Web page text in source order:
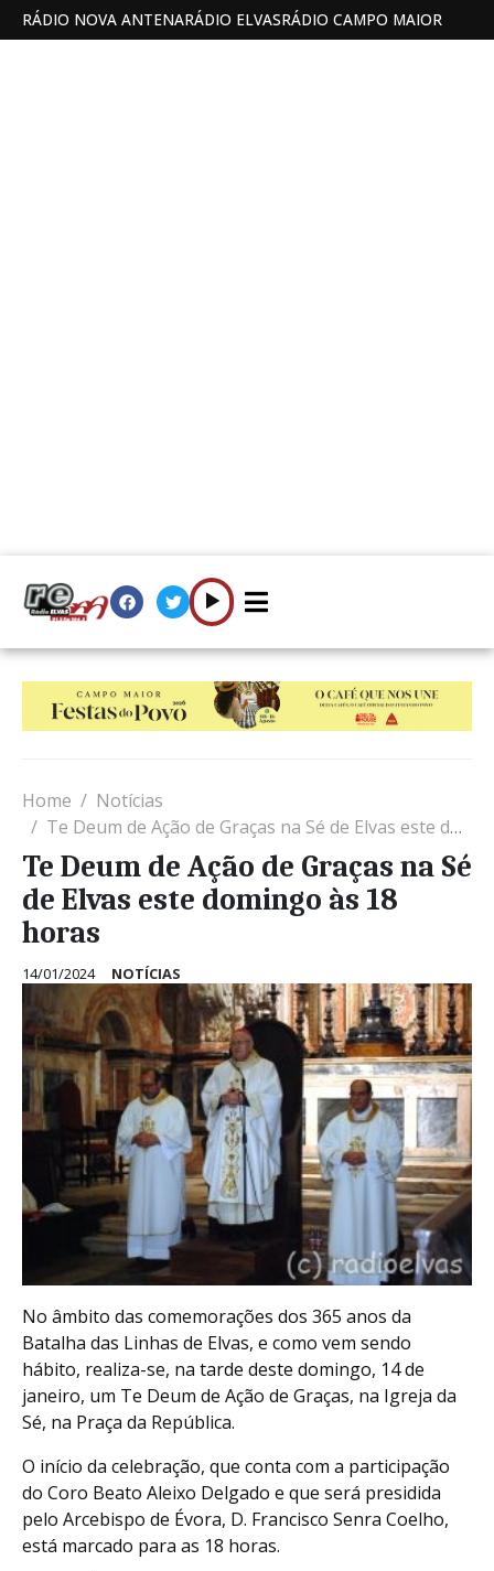
RÁDIO NOVA ANTENARÁDIO ELVASRÁDIO CAMPO MAIOR
Home
Notícias
Te Deum de Ação de Graças na Sé de Elvas este domingo às 18 horas
Te Deum de Ação de Graças na Sé
de Elvas este domingo às 18
horas
14/01/2024 NOTÍCIAS
No âmbito das comemorações dos 365 anos da
Batalha das Linhas de Elvas, e como vem sendo
hábito, realiza-se, na tarde deste domingo, 14 de
janeiro, um Te Deum de Ação de Graças, na Igreja da
Sé, na Praça da República.
O início da celebração, que conta com a participação
do Coro Beato Aleixo Delgado e que será presidida
pelo Arcebispo de Évora, D. Francisco Senra Coelho,
está marcado para as 18 horas.